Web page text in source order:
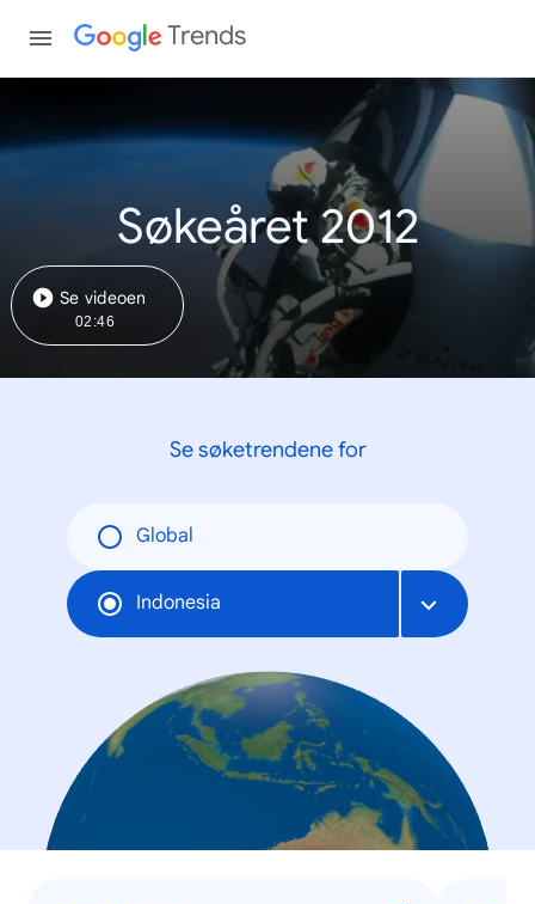
Trends
Søkeåret 2012
Se videoen
02:46
Se søketrendene for
Global
Indonesia